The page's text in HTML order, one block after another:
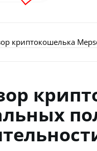
криптокошелька